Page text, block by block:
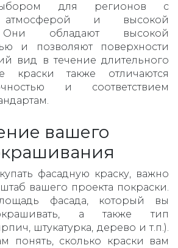
для регионов с
атмосферой и высокой
Они обладают высокой
и позволяют поверхности
вид в течение длительного
краски также отличаются
и соответствием
вашего
фасадную краску, важно
вашего проекта покраски.
фасада, который вы
а также тип
штукатурка, дерево и т.п.).
понять, сколько краски вам